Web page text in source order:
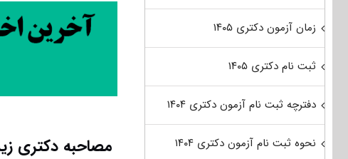
مصاحبه دکتری
زمان آزمون دکتری ۱۴۰۵
ثبت نام دکتری ۱۴۰۵
دفترچه ثبت نام آزمون دکتری ۱۴۰۴
نحوه ثبت نام آزمون دکتری ۱۴۰۴